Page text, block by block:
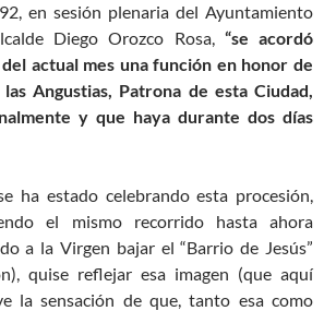
en sesión plenaria del Ayuntamiento
Diego Orozco Rosa, “se acordó
actual mes una función en honor de
Angustias, Patrona de esta Ciudad,
y que haya durante dos días
ha estado celebrando esta procesión,
el mismo recorrido hasta ahora
a la Virgen bajar el “Barrio de Jesús”
quise reflejar esa imagen (que aquí
la sensación de que, tanto esa como